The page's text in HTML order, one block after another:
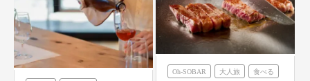
Oh-SOBAR 大人旅 食べる